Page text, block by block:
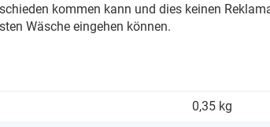
kommen kann und dies keinen
Wäsche eingehen können.
0,35 kg